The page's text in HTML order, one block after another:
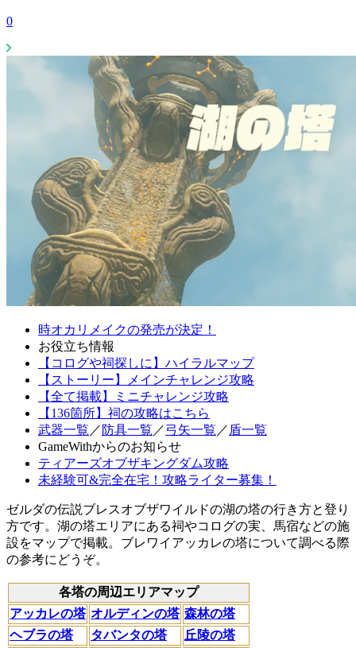
0
時オカリメイクの発売が決定！
お役立ち情報
【コログや祠探しに】ハイラルマップ
【ストーリー】メインチャレンジ攻略
【全て掲載】ミニチャレンジ攻略
【136箇所】祠の攻略はこちら
武器一覧 ／ 防具一覧 ／弓矢一覧 ／ 盾一覧
GameWithからのお知らせ
ティアーズオブザキングダム攻略
未経験可&完全在宅！攻略ライター募集！
ゼルダの伝説ブレスオブザワイルドの湖の塔の行き方と登り
方です。湖の塔エリアにある祠やコログの実、馬宿などの施
設をマップで掲載。ブレワイアッカレの塔について調べる際
の参考にどうぞ。
各塔の周辺エリアマップ
アッカレの塔 オルディンの塔 森林の塔
ヘブラの塔
タバンタの塔
丘陵の塔